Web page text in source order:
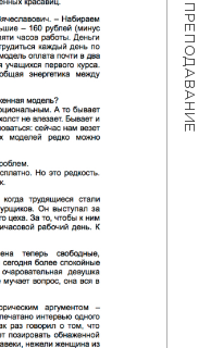
ПРЕПОДАВАНИЕ